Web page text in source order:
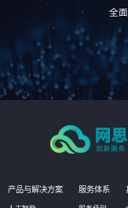
全
产品与解决方案 服务体系